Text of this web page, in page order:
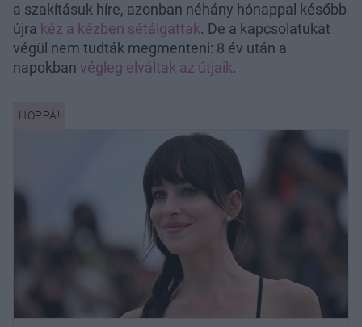
a szakításuk híre, azonban néhány hónappal később
újra kéz a kézben sétálgattak. De a kapcsolatukat
végül nem tudták megmenteni: 8 év után a
napokban végleg elváltak az útjaik.